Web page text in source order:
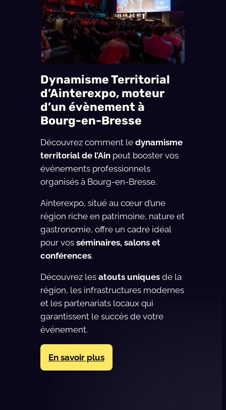
Dynamisme Territorial
d’Ainterexpo, moteur
d’un évènement à
Bourg-en-Bresse
Découvrez comment le dynamisme
territorial de l’Ainpeut booster vos
événements professionnels
organisés à Bourg-en-Bresse.
Ainterexpo, situé au cœur d’une
région riche en patrimoine, nature et
gastronomie, offre un cadre idéal
pour vos séminaires, salons et
conférences.
Découvrez les atouts uniquesde la
région, les infrastructures modernes
et les partenariats locaux qui
garantissent le succès de votre
événement.
En savoir plus